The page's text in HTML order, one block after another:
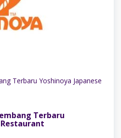
Terbaru Yoshinoya Japanese
Terbaru